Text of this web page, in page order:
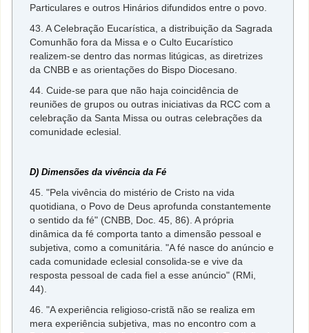
Particulares e outros Hinários difundidos entre o povo.
43. A Celebração Eucarística, a distribuição da Sagrada
Comunhão fora da Missa e o Culto Eucarístico
realizem-se dentro das normas litúgicas, as diretrizes
da CNBB e as orientações do Bispo Diocesano.
44. Cuide-se para que não haja coincidência de
reuniões de grupos ou outras iniciativas da RCC com a
celebração da Santa Missa ou outras celebrações da
comunidade eclesial.
D) Dimensões da vivência da Fé
45. "Pela vivência do mistério de Cristo na vida
quotidiana, o Povo de Deus aprofunda constantemente
o sentido da fé" (CNBB, Doc. 45, 86). A própria
dinâmica da fé comporta tanto a dimensão pessoal e
subjetiva, como a comunitária. "A fé nasce do anúncio e
cada comunidade eclesial consolida-se e vive da
resposta pessoal de cada fiel a esse anúncio" (RMi,
44).
46. "A experiência religioso-cristã não se realiza em
mera experiência subjetiva, mas no encontro com a